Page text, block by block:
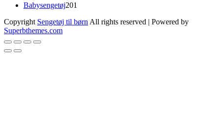
Babysengetøj201
Copyright Sengetøj til børn All rights reserved | Powered by
Superbthemes.com